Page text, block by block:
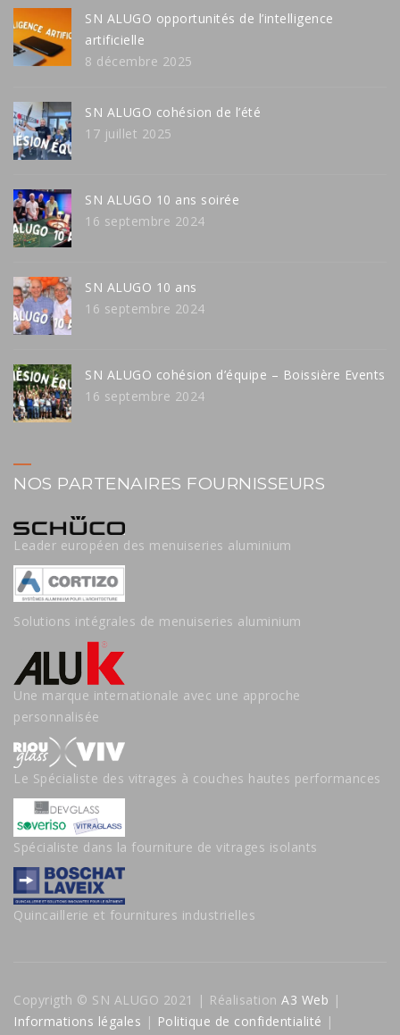
SN ALUGO opportunités de l’intelligence
artificielle
8 décembre 2025
SN ALUGO cohésion de l’été
17 juillet 2025
SN ALUGO 10 ans soirée
16 septembre 2024
SN ALUGO 10 ans
16 septembre 2024
SN ALUGO cohésion d’équipe – Boissière Events
16 septembre 2024
NOS PARTENAIRES FOURNISSEURS
Leader européen des menuiseries aluminium
Solutions intégrales de menuiseries aluminium
Une marque internationale avec une approche
personnalisée
Le Spécialiste des vitrages à couches hautes performances
Spécialiste dans la fourniture de vitrages isolants
Quincaillerie et fournitures industrielles
Copyrigth © SN ALUGO 2021 | Réalisation A3 Web |
Informations légales | Politique de confidentialité |